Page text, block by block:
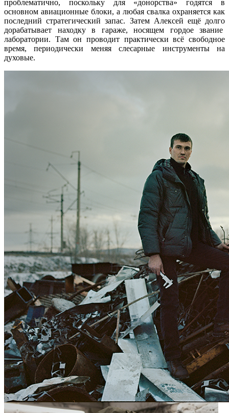
проблематично, поскольку для «донорства» годятся в
основном авиационные блоки, а любая свалка охраняется как
последний стратегический запас. Затем Алексей ещё долго
дорабатывает находку в гараже, носящем гордое звание
лаборатории. Там он проводит практически всё свободное
время, периодически меняя слесарные инструменты на
духовые.